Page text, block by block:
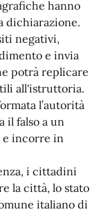
hanno
dichiarazione.
negativi,
e invia
potrà replicare
all'istruttoria.
l’autorità
il falso a un
e incorre in
i cittadini
la città, lo stato
italiano di